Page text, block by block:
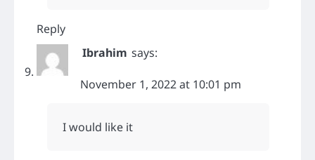
Reply
Ibrahim says:
November 1, 2022 at 10:01 pm
I would like it